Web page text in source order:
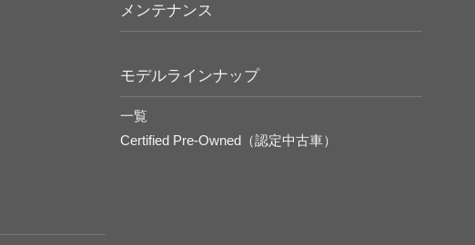
メンテナンス
モデルラインナップ
一覧
Certified Pre-Owned（認定中古車）